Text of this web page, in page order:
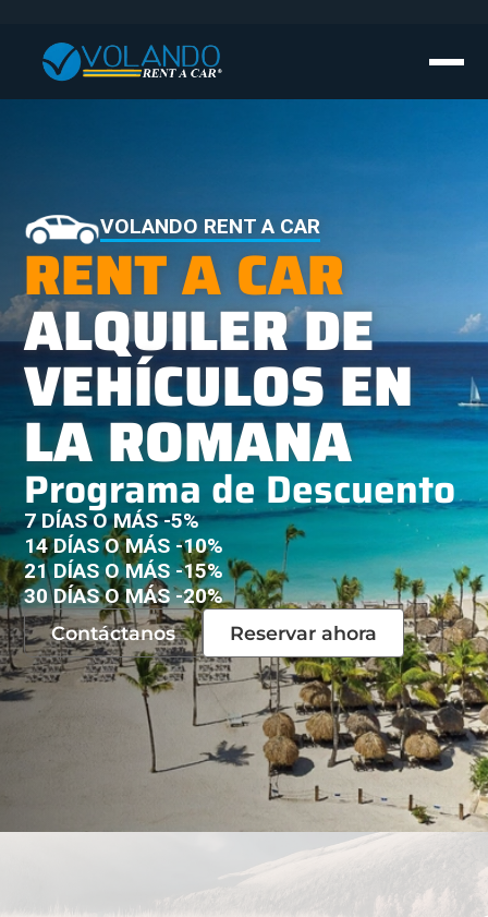
VOLANDO RENT A CAR
RENT A CAR
ALQUILER DE
VEHÍCULOS EN
LA ROMANA
Programa de Descuento
7 DÍAS O MÁS -5%
14 DÍAS O MÁS -10%
21 DÍAS O MÁS -15%
30 DÍAS O MÁS -20%
Contáctanos Reservar ahora